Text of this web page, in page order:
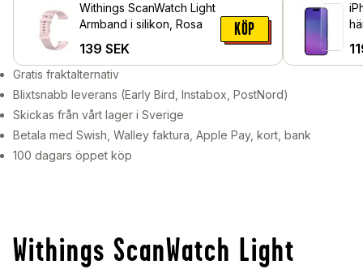
Withings ScanWatch Light
Armband i silikon, Rosa
139 SEK
KÖP
Gratis fraktalternativ
Blixtsnabb leverans (Early Bird, Instabox, PostNord)
Skickas från vårt lager i Sverige
Betala med Swish, Walley faktura, Apple Pay, kort, bank
100 dagars öppet köp
Withings ScanWatch Light